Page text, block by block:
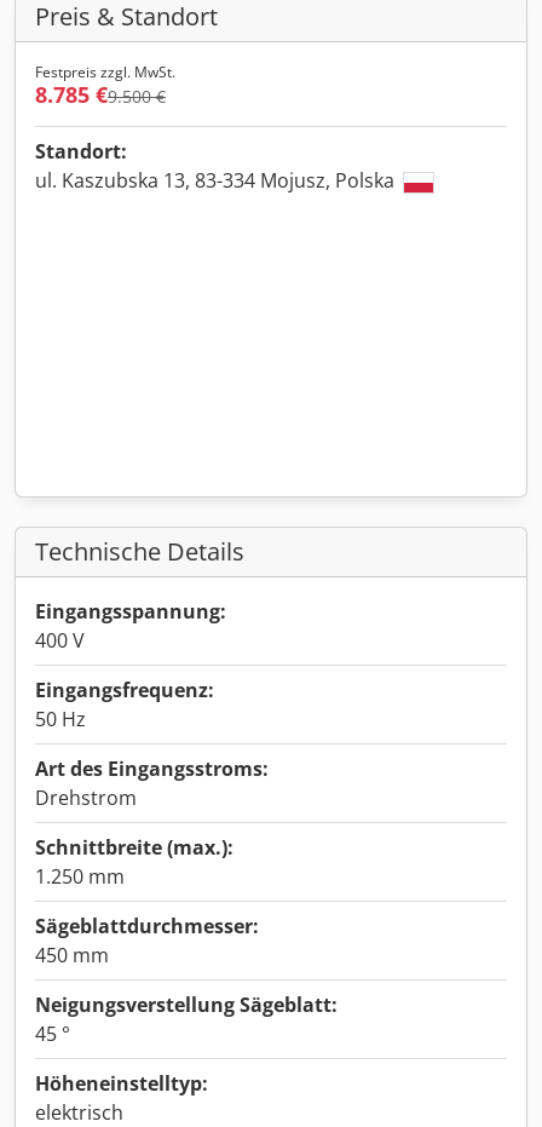
Preis & Standort
Festpreis zzgl. MwSt.
8.785 €9.500 €
Standort:
ul. Kaszubska 13, 83-334 Mojusz, Polska
Technische Details
Eingangsspannung:
400 V
Eingangsfrequenz:
50 Hz
Art des Eingangsstroms:
Drehstrom
Schnittbreite (max.):
1.250 mm
Sägeblattdurchmesser:
450 mm
Neigungsverstellung Sägeblatt:
45 °
Höheneinstelltyp:
elektrisch